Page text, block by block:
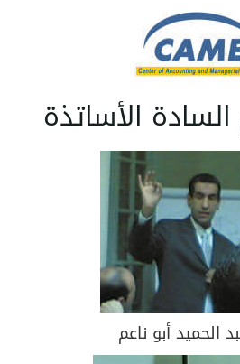
الأساتذة
الحميد أبو ناعم